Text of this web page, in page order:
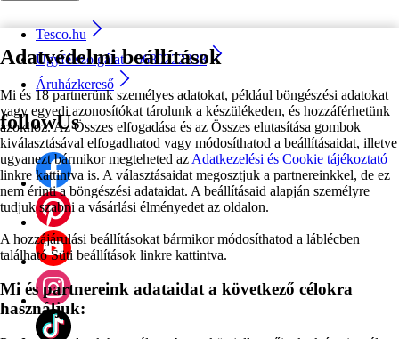
Adatvédelmi beállítások
Mi és 18 partnerünk személyes adatokat, például böngészési adatokat
vagy egyedi azonosítókat tárolunk a készülékeden, és hozzáférhetünk
azokhoz. Az Összes elfogadása és az Összes elutasítása gombok
kiválasztásával elfogadhatod vagy módosíthatod a beállításaidat, illetve
ugyanezt bármikor megteheted az Adatkezelési és Cookie tájékoztató
linkre kattintva is. A választásaidat megosztjuk a partnereinkkel, de ez
nem érinti a böngészési adataidat. A beállításaid alapján személyre
tudjuk szabni a vásárlási élményedet az oldalon.
A hozzájárulási beállításokat bármikor módosíthatod a láblécben
található Süti beállítások linkre kattintva.
Mi és partnereink adataidat a következő célokra
használjuk:
Tesco.hu
Ügyfélszolgálat - 0680222333
Áruházkereső
followUs